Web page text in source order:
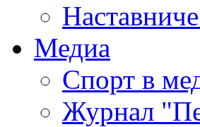
Медиа
Спорт в
Журнал